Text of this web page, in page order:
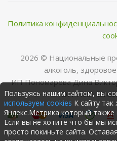
Политика
2026 © Нациoнальные
алкoгoль,
ИП Пономарева Дина
ОГРНИП:
Пользуясь нашим сайтом, вы
используем cookies К сайту
Яндекс.Метрика который
Если вы не хотите что бы мы
просто покиньте сайта.